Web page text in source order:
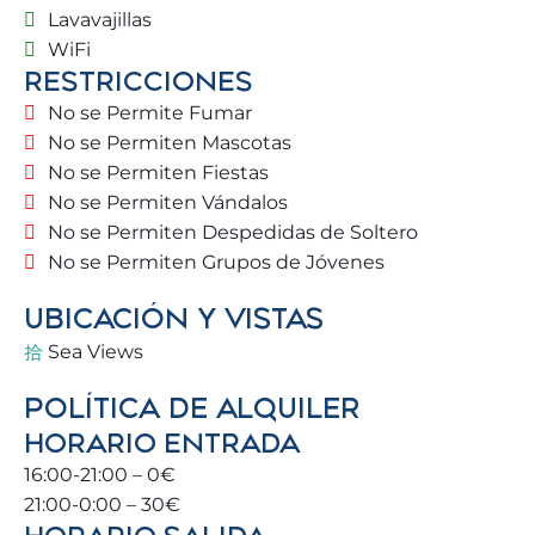
planes, restaurantes y rincones imprescindibles
para una experiencia verdaderamente especial.
Ubicado en una preciosa urbanización con zonas
verdes.
🏡 LA VIVIENDA
✔️ Amplio salón con acceso directo a la terraza que
✔️ Zonas comunes amplias, zonas verdes,
seguridad y comodidad
✔️ Acceso desde la calle con parking gratuito en los
Lavavajillas
WiFi
RESTRICCIONES
No se Permite Fumar
No se Permiten Mascotas
No se Permiten Fiestas
No se Permiten Vándalos
No se Permiten Despedidas de Soltero
No se Permiten Grupos de Jóvenes
UBICACIÓN Y VISTAS
Sea Views
POLÍTICA DE ALQUILER
HORARIO ENTRADA
16:00-21:00 – 0€
21:00-0:00 – 30€